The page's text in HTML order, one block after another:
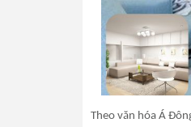
Theo văn hóa Á